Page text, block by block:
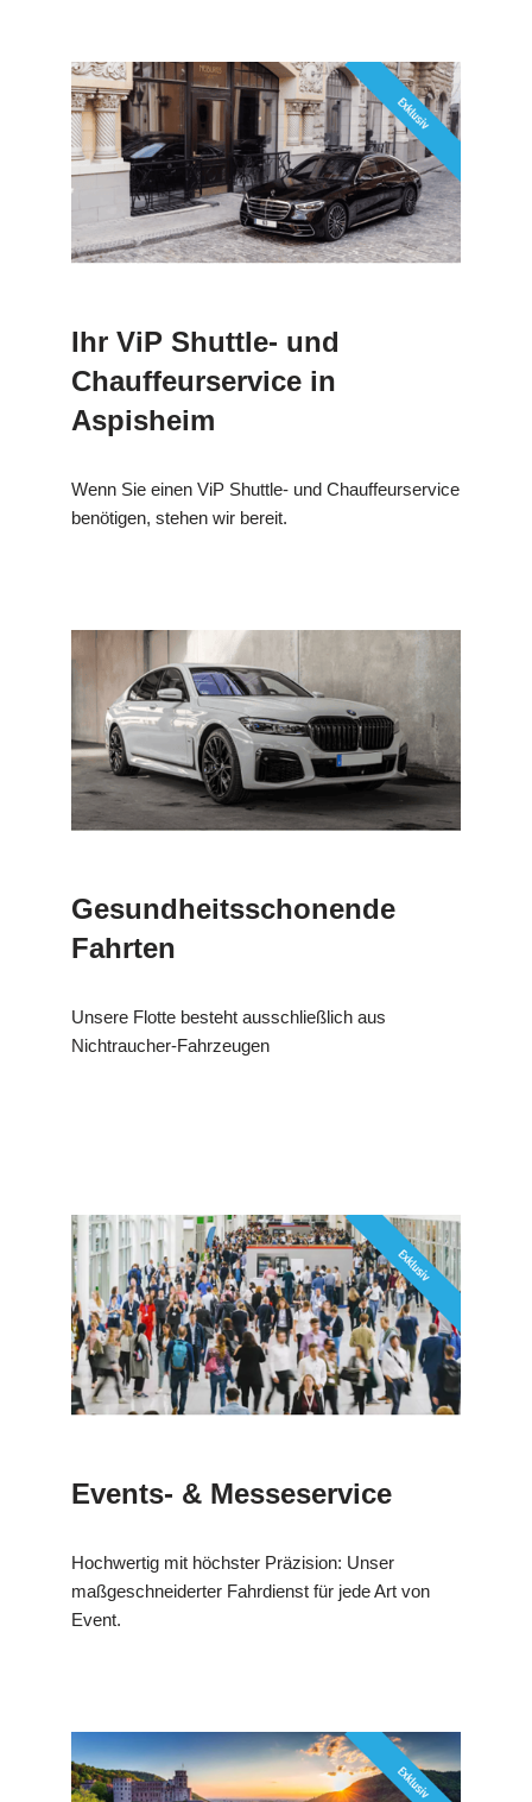
Ihr ViP Shuttle- und
Chauffeurservice in
Aspisheim
Wenn Sie einen ViP Shuttle- und Chauffeurservice
benötigen, stehen wir bereit.
Gesundheitsschonende
Fahrten
Unsere Flotte besteht ausschließlich aus
Nichtraucher-Fahrzeugen
Events- & Messeservice
Hochwertig mit höchster Präzision: Unser
maßgeschneiderter Fahrdienst für jede Art von
Event.